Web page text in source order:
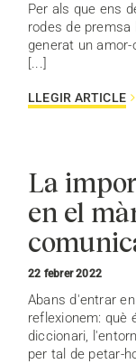
Per als que ens
rodes de
generat un
[...]
LLEGIR ARTICLE
La
en el
22 febrer 2022
Abans d'entrar
reflexionem: què
diccionari,
per tal de petar-